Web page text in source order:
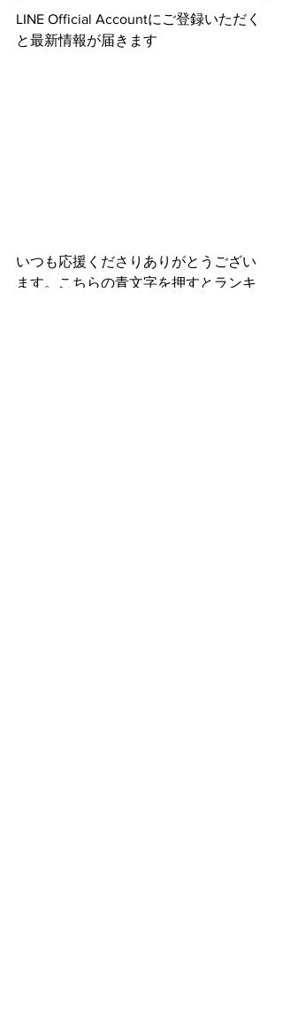
LINE Official Accountにご登録いただく
と最新情報が届きます
いつも応援くださりありがとうござい
ます。こちらの青文字を押すとランキ